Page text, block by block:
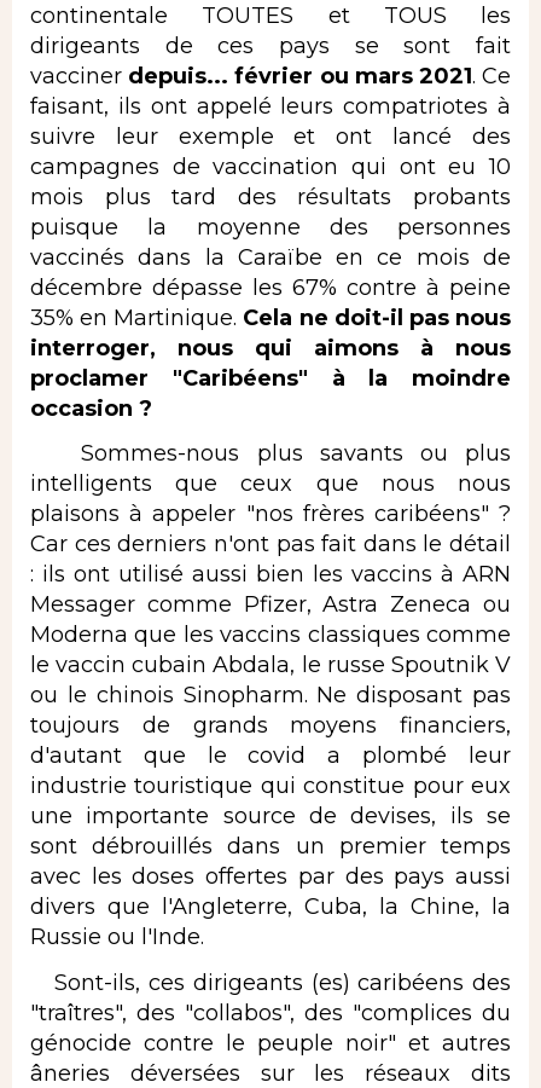
continentale TOUTES et TOUS les
dirigeants de ces pays se sont fait
vacciner depuis... février ou mars 2021. Ce
faisant, ils ont appelé leurs compatriotes à
suivre leur exemple et ont lancé des
campagnes de vaccination qui ont eu 10
mois plus tard des résultats probants
puisque la moyenne des personnes
vaccinés dans la Caraïbe en ce mois de
décembre dépasse les 67% contre à peine
35% en Martinique. Cela ne doit-il pas nous
interroger, nous qui aimons à nous
proclamer "Caribéens" à la moindre
occasion ?
Sommes-nous plus savants ou plus
intelligents que ceux que nous nous
plaisons à appeler "nos frères caribéens" ?
Car ces derniers n'ont pas fait dans le détail
: ils ont utilisé aussi bien les vaccins à ARN
Messager comme Pfizer, Astra Zeneca ou
Moderna que les vaccins classiques comme
le vaccin cubain Abdala, le russe Spoutnik V
ou le chinois Sinopharm. Ne disposant pas
toujours de grands moyens financiers,
d'autant que le covid a plombé leur
industrie touristique qui constitue pour eux
une importante source de devises, ils se
sont débrouillés dans un premier temps
avec les doses offertes par des pays aussi
divers que l'Angleterre, Cuba, la Chine, la
Russie ou l'Inde.
Sont-ils, ces dirigeants (es) caribéens des
"traîtres", des "collabos", des "complices du
génocide contre le peuple noir" et autres
âneries déversées sur les réseaux dits